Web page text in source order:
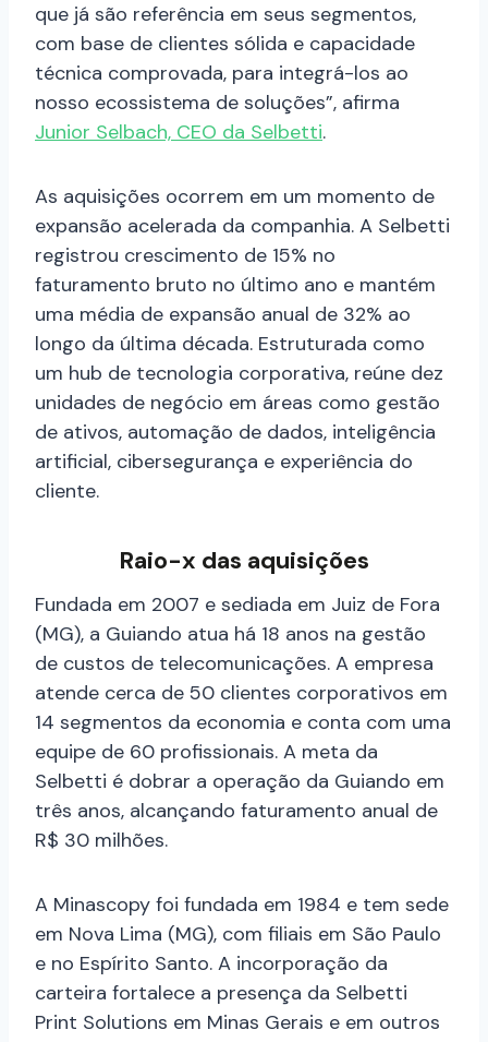
que já são referência em seus segmentos,
com base de clientes sólida e capacidade
técnica comprovada, para integrá-los ao
nosso ecossistema de soluções”, afirma
Junior Selbach, CEO da Selbetti.
As aquisições ocorrem em um momento de
expansão acelerada da companhia. A Selbetti
registrou crescimento de 15% no
faturamento bruto no último ano e mantém
uma média de expansão anual de 32% ao
longo da última década. Estruturada como
um hub de tecnologia corporativa, reúne dez
unidades de negócio em áreas como gestão
de ativos, automação de dados, inteligência
artificial, cibersegurança e experiência do
cliente.
Raio-x das aquisições
Fundada em 2007 e sediada em Juiz de Fora
(MG), a Guiando atua há 18 anos na gestão
de custos de telecomunicações. A empresa
atende cerca de 50 clientes corporativos em
14 segmentos da economia e conta com uma
equipe de 60 profissionais. A meta da
Selbetti é dobrar a operação da Guiando em
três anos, alcançando faturamento anual de
R$ 30 milhões.
A Minascopy foi fundada em 1984 e tem sede
em Nova Lima (MG), com filiais em São Paulo
e no Espírito Santo. A incorporação da
carteira fortalece a presença da Selbetti
Print Solutions em Minas Gerais e em outros